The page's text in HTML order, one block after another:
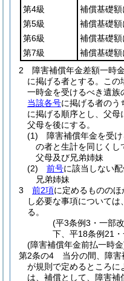
第4級
補償基礎
第5級
補償基礎
第6級
補償基礎
第7級
補償基礎
2
障害補償年金差額一時
に掲げる者とする。
この
一時金を受けるべき遺族
当該各号に掲げる者のう
に掲げる順序とし、父
父母を後にする。
(1)
障害補償年金を受
の者と生計を同じくし
父母及び兄弟姉妹
(2)
前号に該当しない
兄弟姉妹
3
前2項に定めるものの
し必要な事項について
る。
(平3条例3・一部
下、平18条例21
(障害補償年金前払一時
第2条の4
当分の間、障
が規則で定めるところに
は、補償として、障害補